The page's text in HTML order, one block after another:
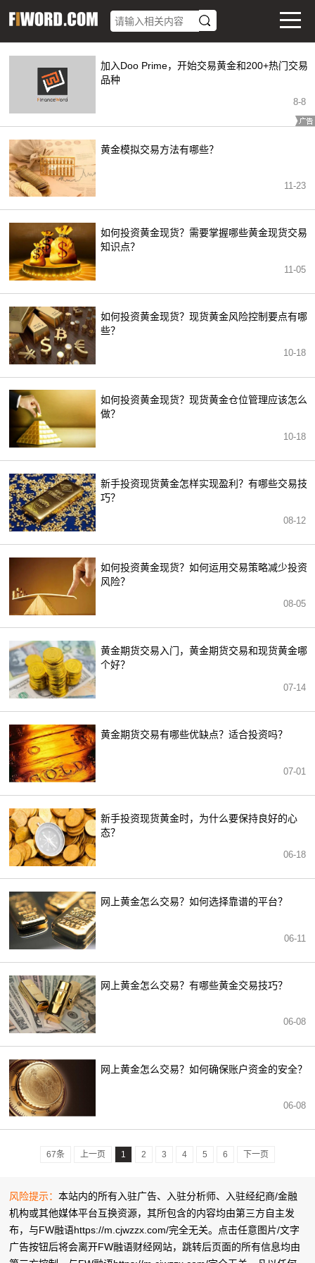
加入Doo Prime，开始交易黄金和200+热门交易
品种
8-8
黄金模拟交易方法有哪些？
11-23
如何投资黄金现货？需要掌握哪些黄金现货交易
知识点？
11-05
如何投资黄金现货？现货黄金风险控制要点有哪
些？
10-18
如何投资黄金现货？现货黄金仓位管理应该怎么
做？
10-18
新手投资现货黄金怎样实现盈利？有哪些交易技
巧？
08-12
如何投资黄金现货？如何运用交易策略减少投资
风险？
08-05
黄金期货交易入门，黄金期货交易和现货黄金哪
个好？
07-14
黄金期货交易有哪些优缺点？适合投资吗？
07-01
新手投资现货黄金时，为什么要保持良好的心
态？
06-18
网上黄金怎么交易？如何选择靠谱的平台？
06-11
网上黄金怎么交易？有哪些黄金交易技巧？
06-08
网上黄金怎么交易？如何确保账户资金的安全？
06-08
67条 上一页 1 2 3 4 5 6 下一页
风险提示：本站内的所有入驻广告、入驻分析师、入驻经纪商/金融
机构或其他媒体平台互换资源，其所包含的内容均由第三方自主发
布，与FW融语https://m.cjwzzx.com/完全无关。点击任意图片/文字
广告按钮后将会离开FW融语财经网站，跳转后页面的所有信息均由